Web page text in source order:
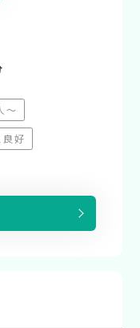
～
（非推奨）
良好
（非対応）